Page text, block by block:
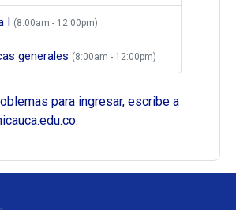
I (8:00am - 12:00pm)
generales (8:00am - 12:00pm)
para ingresar, escribe a